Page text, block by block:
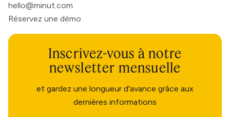
hello@minut.com
Réservez une démo
Inscrivez-vous à notre
newsletter mensuelle
et gardez une longueur d'avance grâce aux
dernières informations